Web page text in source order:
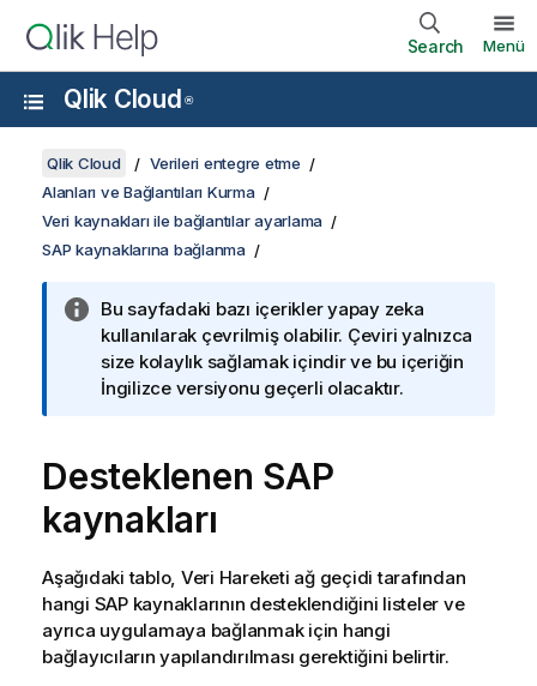
Search Menü
Qlik Cloud ®
Qlik Cloud
Verileri entegre etme
Alanları ve Bağlantıları Kurma
Veri kaynakları ile bağlantılar ayarlama
SAP kaynaklarına bağlanma
Bu sayfadaki bazı içerikler yapay zeka
kullanılarak çevrilmiş olabilir. Çeviri yalnızca
size kolaylık sağlamak içindir ve bu içeriğin
İngilizce versiyonu geçerli olacaktır.
Desteklenen SAP
kaynakları
Aşağıdaki tablo, Veri Hareketi ağ geçidi tarafından
hangi SAP kaynaklarının desteklendiğini listeler ve
ayrıca uygulamaya bağlanmak için hangi
bağlayıcıların yapılandırılması gerektiğini belirtir.